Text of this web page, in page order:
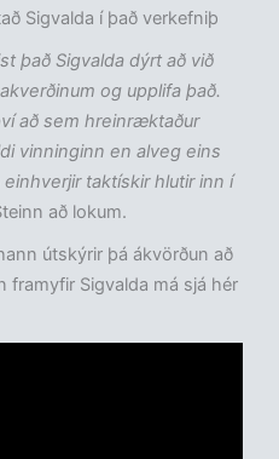
Sigvalda í það verkefniþ
það Sigvalda dýrt að við
og upplifa það.
að sem hreinræktaður
vinninginn en alveg eins
taktískir hlutir inn í
að lokum.
útskýrir þá ákvörðun að
framyfir Sigvalda má sjá hér